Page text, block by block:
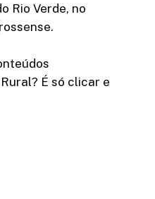
Rio Verde, no
É só clicar e